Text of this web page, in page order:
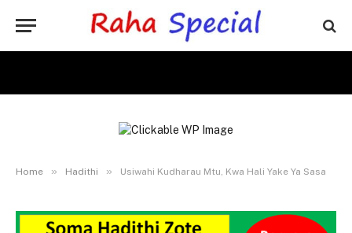
Home » Hadithi » Usiwahi Kudharau Mtu, Kwa Hali Yake Ya Sasa